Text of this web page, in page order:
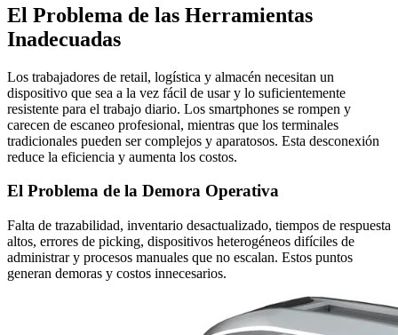
El Problema de las Herramientas
Inadecuadas
Los trabajadores de retail, logística y almacén necesitan un
dispositivo que sea a la vez fácil de usar y lo suficientemente
resistente para el trabajo diario. Los smartphones se rompen y
carecen de escaneo profesional, mientras que los terminales
tradicionales pueden ser complejos y aparatosos. Esta desconexión
reduce la eficiencia y aumenta los costos.
El Problema de la Demora Operativa
Falta de trazabilidad, inventario desactualizado, tiempos de respuesta
altos, errores de picking, dispositivos heterogéneos difíciles de
administrar y procesos manuales que no escalan. Estos puntos
generan demoras y costos innecesarios.